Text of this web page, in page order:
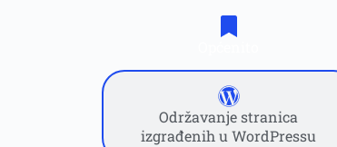
Održavanje stranica
izgrađenih u WordPressu